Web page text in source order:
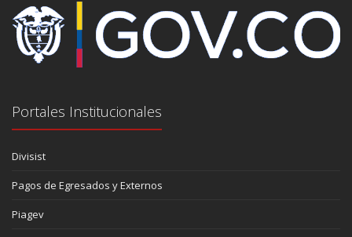
Portales Institucionales
Divisist
Pagos de Egresados y Externos
Piagev